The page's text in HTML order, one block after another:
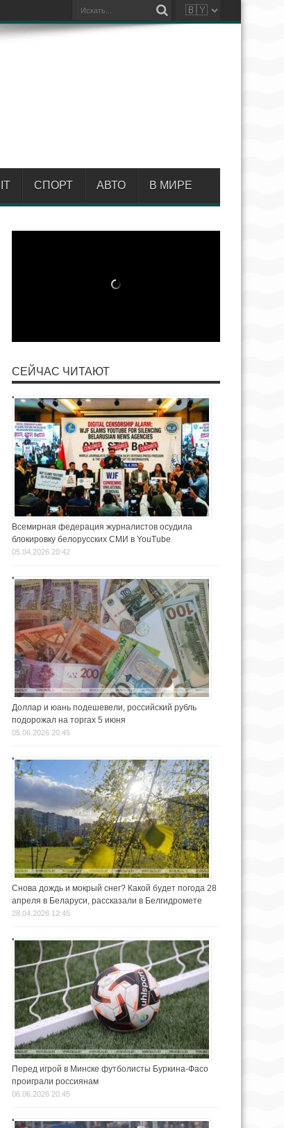
IT СПОРТ АВТО В МИРЕ
СЕЙЧАС ЧИТАЮТ
Всемирная федерация журналистов осудила
блокировку белорусских СМИ в YouTube
05.04.2026 20:42
Доллар и юань подешевели, российский рубль
подорожал на торгах 5 июня
05.06.2026 20:45
Снова дождь и мокрый снег? Какой будет погода 28
апреля в Беларуси, рассказали в Белгидромете
28.04.2026 12:45
Перед игрой в Минске футболисты Буркина-Фасо
проиграли россиянам
06.06.2026 20:45